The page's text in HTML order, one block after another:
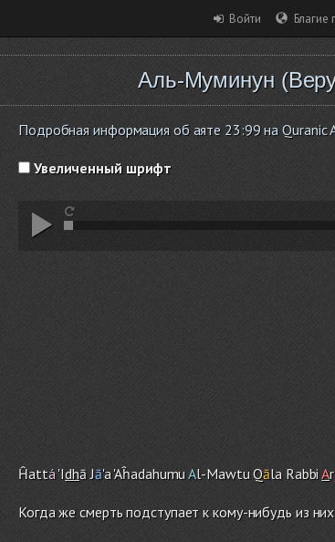
Войти Благие
Аль-Муминун
Подробная информация об аяте 23:99 на Quranic
Увеличенный шрифт
Ĥattá'Idhā Jā'a'AĥadahumuAl-Mawtu Qāla RabbiA
Когда же смерть подступает к кому-нибудь из